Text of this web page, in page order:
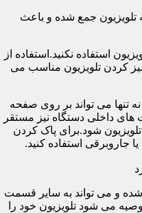
جمع شده و باعث
استفاده نکنید.استفاده از
کردن تلویزیون مناسب می
تنها می تواند بر روی صفحه
های داخلی دستگاه نیز مستقر
شود.برای پاک کردن
جاروبرقی استفاده کنید.
شده و می تواند به سایر قسمت
می شود تلویزیون خود را